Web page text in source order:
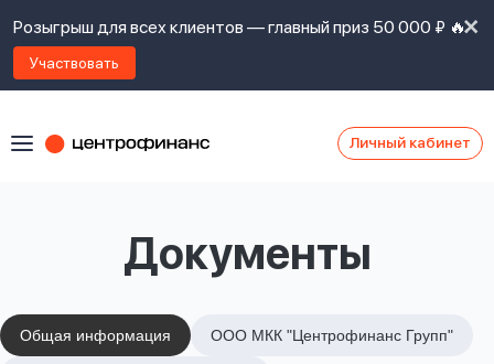
Розыгрыш для всех клиентов — главный приз 50 000 ₽ 🔥
Участвовать
Личный кабинет
Документы
Общая информация ООО МКК "Центрофинанс Групп"
ознакомлен
предоставления
займов,
политикой